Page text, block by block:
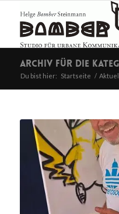
Archiv für die
Du bist hier: Startseite /